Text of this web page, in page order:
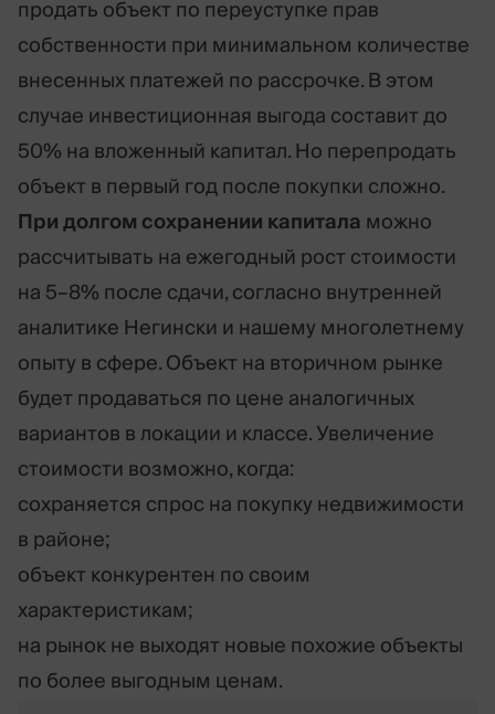
продать объект по переуступке прав
собственности при минимальном количестве
внесенных платежей по рассрочке. В этом
случае инвестиционная выгода составит до
50% на вложенный капитал. Но перепродать
объект в первый год после покупки сложно.
При долгом сохранении капиталаможно
рассчитывать на ежегодный рост стоимости
на 5–8% после сдачи, согласно внутренней
аналитике Негински и нашему многолетнему
опыту в сфере. Объект на вторичном рынке
будет продаваться по цене аналогичных
вариантов в локации и классе. Увеличение
стоимости возможно, когда:
сохраняется спрос на покупку недвижимости
в районе;
объект конкурентен по своим
характеристикам;
на рынок не выходят новые похожие объекты
по более выгодным ценам.